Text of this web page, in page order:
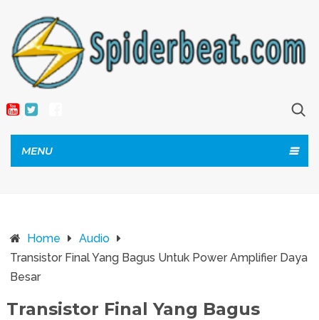
MENU
Home
Audio
Transistor Final Yang Bagus Untuk Power Amplifier Daya
Besar
Transistor Final Yang Bagus